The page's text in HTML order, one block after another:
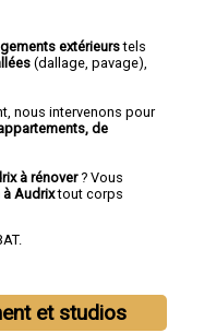
extérieurstels
(dallage, pavage),
nous intervenons pour
de
à rénover? Vous
à Audrixtout corps
et studios